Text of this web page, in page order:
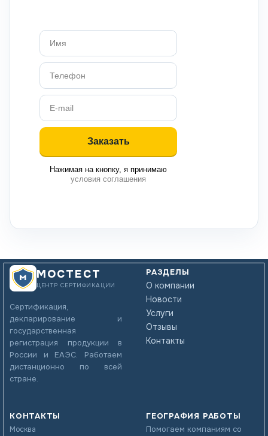
Нажимая на кнопку, я принимаю
условия соглашения
МОСТЕСТ
ЦЕНТР СЕРТИФИКАЦИИ
Сертификация,
декларирование и
государственная
регистрация продукции в
России и ЕАЭС. Работаем
дистанционно по всей
стране.
РАЗДЕЛЫ
О компании
Новости
Услуги
Отзывы
Контакты
КОНТАКТЫ
Москва
ГЕОГРАФИЯ РАБОТЫ
Помогаем компаниям со